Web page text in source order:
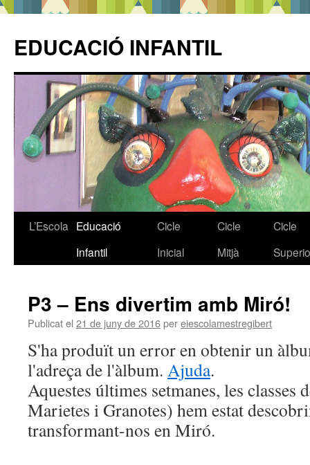
EDUCACIÓ INFANTIL
Vés
L’Escola Educació
Infantil
Cicle
Inicial
Cicle
Mitjà
Cicle
P3 – Ens divertim amb Miró!
Publicat el 21 de juny de 2016pereiescolamestregibert
S'ha produït un error en obtenir un
l'adreça de l'àlbum. Ajuda.
Aquestes últimes setmanes, les classes
Marietes i Granotes) hem estat
transformant-nos en Miró.